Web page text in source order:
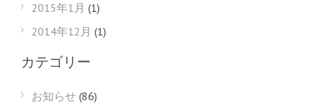
2015年1月 (1)
2014年12月 (1)
カテゴリー
お知らせ (86)